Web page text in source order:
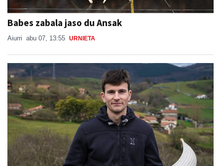
Babes zabala jaso du Ansak
Aiurri abu 07, 13:55 URNIETA